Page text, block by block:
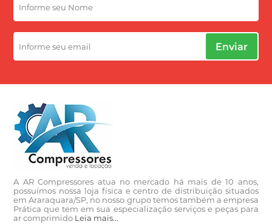
Enviar
A AR Compressores atua no mercado há mais de 10 anos,
possuímos nossa loja física e centro de distribuição situados
em Araraquara/SP, no nosso grupo temos também a empresa
Prática que tem em sua especialização serviços e peças para
ar comprimido Leia mais...